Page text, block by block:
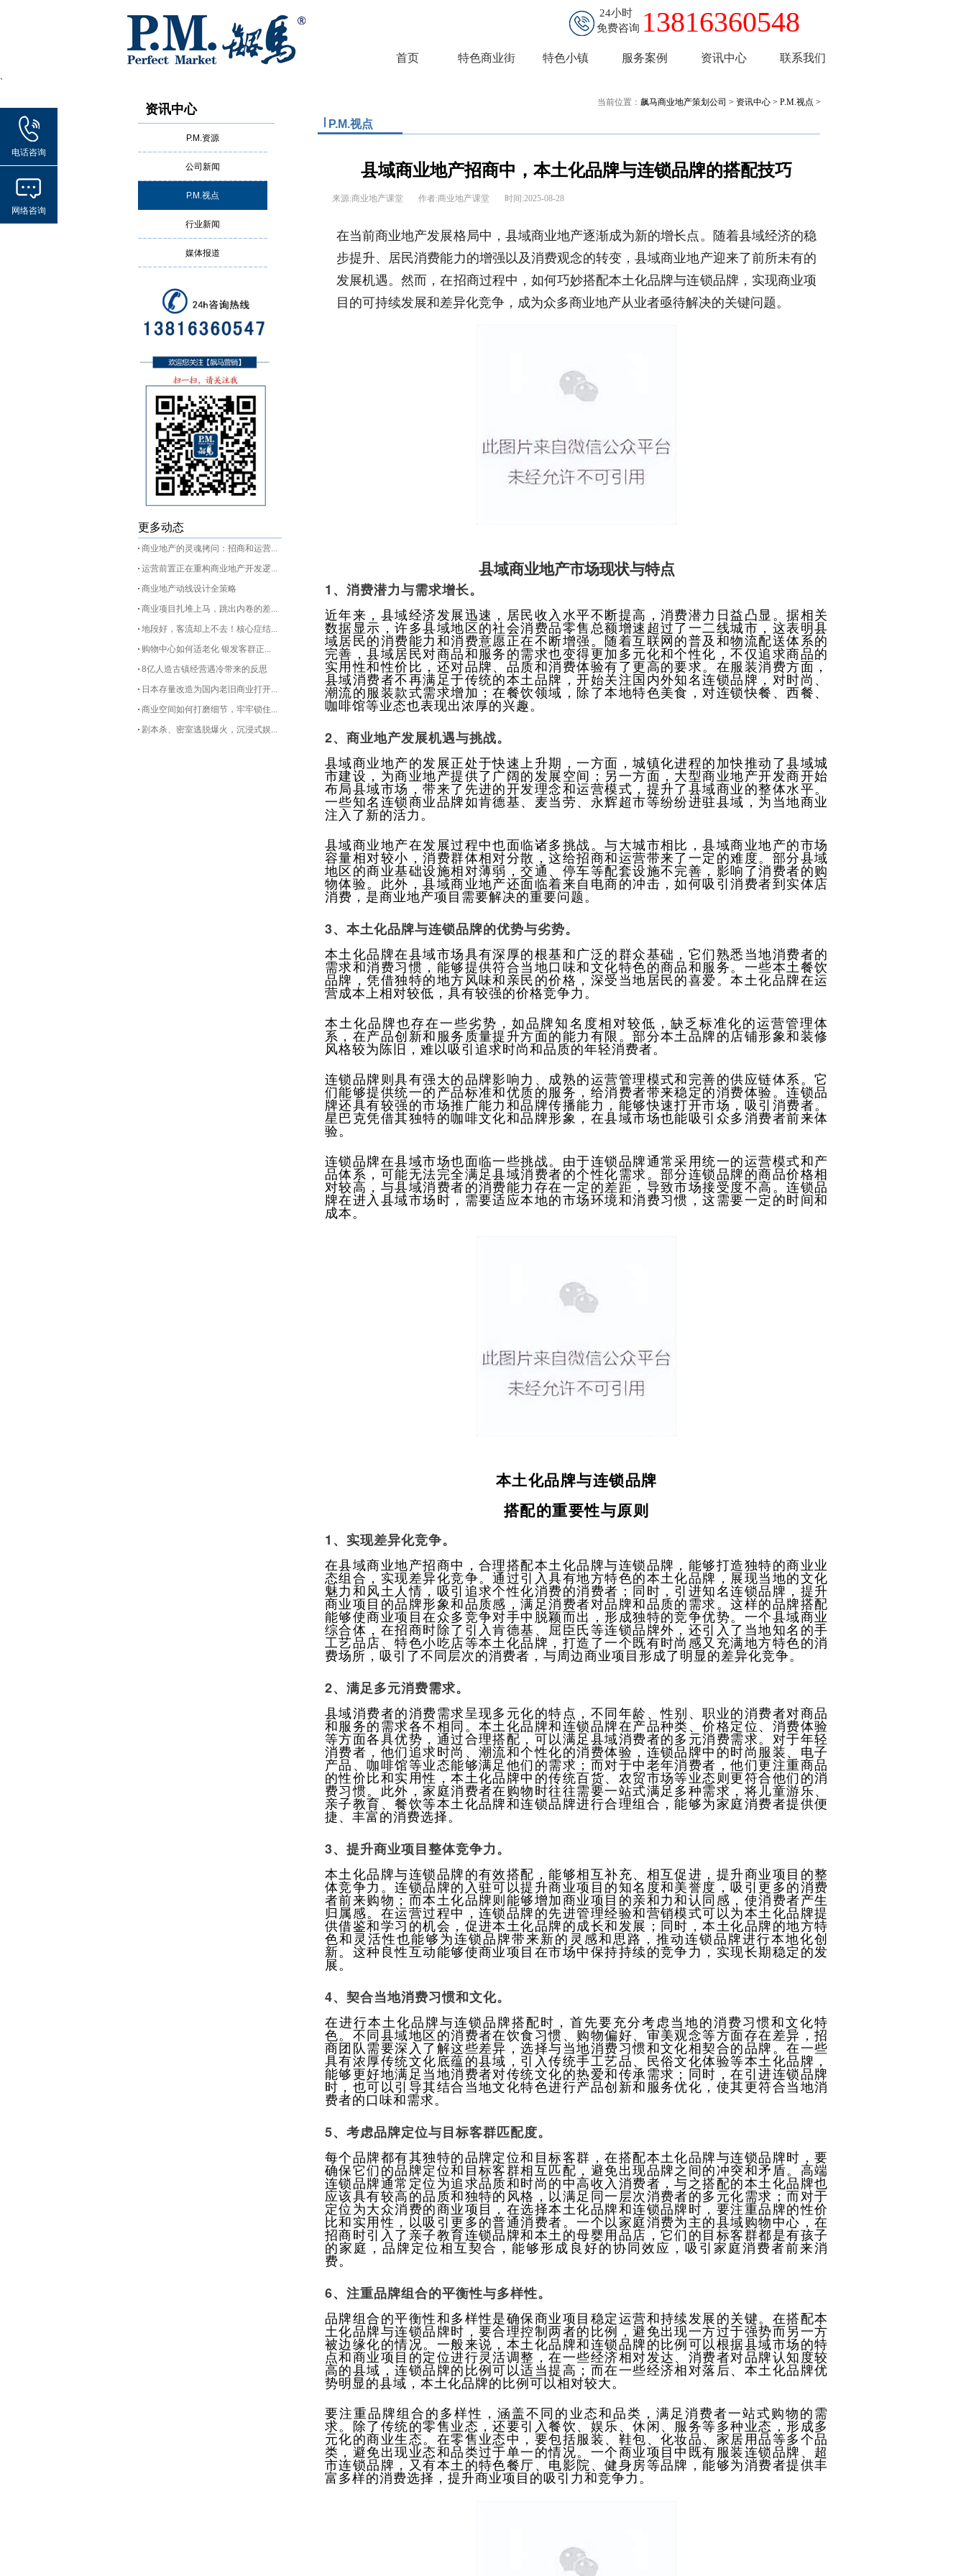
24小时
免费咨询 13816360548
首页 特色商业街 特色小镇 服务案例 资讯中心 联系我们
`
资讯中心
P.M.资源
公司新闻
P.M.视点
行业新闻
媒体报道
更多动态
商业地产的灵魂拷问：招商和运营...
运营前置正在重构商业地产开发逻...
商业地产动线设计全策略
商业项目扎堆上马，跳出内卷的差...
地段好，客流却上不去！核心症结...
购物中心如何适老化 银发客群正...
8亿人造古镇经营遇冷带来的反思
日本存量改造为国内老旧商业打开...
商业空间如何打磨细节，牢牢锁住...
剧本杀、密室逃脱爆火，沉浸式娱...
当前位置： 飙马商业地产策划公司 > 资讯中心 > P.M.视点 >
P.M.视点
县域商业地产招商中，本土化品牌与连锁品牌的搭配技巧
来源:商业地产课堂 作者:商业地产课堂 时间:2025-08-28
在当前商业地产发展格局中，县域商业地产逐渐成为新的增长点。随着县域经济的稳
步提升、居民消费能力的增强以及消费观念的转变，县域商业地产迎来了前所未有的
发展机遇。然而，在招商过程中，如何巧妙搭配本土化品牌与连锁品牌，实现商业项
目的可持续发展和差异化竞争，成为众多商业地产从业者亟待解决的关键问题。
县域商业地产市场现状与特点
1、消费潜力与需求增长。
近年来，县域经济发展迅速，居民收入水平不断提高，消费潜力日益凸显。据相关
数据显示，许多县域地区的社会消费品零售总额增速超过了一二线城市，这表明县
域居民的消费能力和消费意愿正在不断增强。随着互联网的普及和物流配送体系的
完善，县域居民对商品和服务的需求也变得更加多元化和个性化，不仅追求商品的
实用性和性价比，还对品牌、品质和消费体验有了更高的要求。在服装消费方面，
县域消费者不再满足于传统的本土品牌，开始关注国内外知名连锁品牌，对时尚、
潮流的服装款式需求增加；在餐饮领域，除了本地特色美食，对连锁快餐、西餐、
咖啡馆等业态也表现出浓厚的兴趣。
2、商业地产发展机遇与挑战。
县域商业地产的发展正处于快速上升期，一方面，城镇化进程的加快推动了县域城
市建设，为商业地产提供了广阔的发展空间；另一方面，大型商业地产开发商开始
布局县域市场，带来了先进的开发理念和运营模式，提升了县域商业的整体水平。
一些知名连锁商业品牌如肯德基、麦当劳、永辉超市等纷纷进驻县域，为当地商业
注入了新的活力。
县域商业地产在发展过程中也面临诸多挑战。与大城市相比，县域商业地产的市场
容量相对较小，消费群体相对分散，这给招商和运营带来了一定的难度。部分县域
地区的商业基础设施相对薄弱，交通、停车等配套设施不完善，影响了消费者的购
物体验。此外，县域商业地产还面临着来自电商的冲击，如何吸引消费者到实体店
消费，是商业地产项目需要解决的重要问题。
3、本土化品牌与连锁品牌的优势与劣势。
本土化品牌在县域市场具有深厚的根基和广泛的群众基础，它们熟悉当地消费者的
需求和消费习惯，能够提供符合当地口味和文化特色的商品和服务。一些本土餐饮
品牌，凭借独特的地方风味和亲民的价格，深受当地居民的喜爱。本土化品牌在运
营成本上相对较低，具有较强的价格竞争力。
本土化品牌也存在一些劣势，如品牌知名度相对较低，缺乏标准化的运营管理体
系，在产品创新和服务质量提升方面的能力有限。部分本土品牌的店铺形象和装修
风格较为陈旧，难以吸引追求时尚和品质的年轻消费者。
连锁品牌则具有强大的品牌影响力、成熟的运营管理模式和完善的供应链体系。它
们能够提供统一的产品标准和优质的服务，给消费者带来稳定的消费体验。连锁品
牌还具有较强的市场推广能力和品牌传播能力，能够快速打开市场，吸引消费者。
星巴克凭借其独特的咖啡文化和品牌形象，在县域市场也能吸引众多消费者前来体
验。
连锁品牌在县域市场也面临一些挑战。由于连锁品牌通常采用统一的运营模式和产
品体系，可能无法完全满足县域消费者的个性化需求。部分连锁品牌的商品价格相
对较高，与县域消费者的消费能力存在一定的差距，导致市场接受度不高。连锁品
牌在进入县域市场时，需要适应本地的市场环境和消费习惯，这需要一定的时间和
成本。
本土化品牌与连锁品牌
搭配的重要性与原则
1、实现差异化竞争。
在县域商业地产招商中，合理搭配本土化品牌与连锁品牌，能够打造独特的商业业
态组合，实现差异化竞争。通过引入具有地方特色的本土化品牌，展现当地的文化
魅力和风土人情，吸引追求个性化消费的消费者；同时，引进知名连锁品牌，提升
商业项目的品牌形象和品质感，满足消费者对品牌和品质的需求。这样的品牌搭配
能够使商业项目在众多竞争对手中脱颖而出，形成独特的竞争优势。一个县域商业
综合体，在招商时除了引入肯德基、屈臣氏等连锁品牌外，还引入了当地知名的手
工艺品店、特色小吃店等本土化品牌，打造了一个既有时尚感又充满地方特色的消
费场所，吸引了不同层次的消费者，与周边商业项目形成了明显的差异化竞争。
2、满足多元消费需求。
县域消费者的消费需求呈现多元化的特点，不同年龄、性别、职业的消费者对商品
和服务的需求各不相同。本土化品牌和连锁品牌在产品种类、价格定位、消费体验
等方面各具优势，通过合理搭配，可以满足县域消费者的多元消费需求。对于年轻
消费者，他们追求时尚、潮流和个性化的消费体验，连锁品牌中的时尚服装、电子
产品、咖啡馆等业态能够满足他们的需求；而对于中老年消费者，他们更注重商品
的性价比和实用性，本土化品牌中的传统百货、农贸市场等业态则更符合他们的消
费习惯。此外，家庭消费者在购物时往往需要一站式满足多种需求，将儿童游乐、
亲子教育、餐饮等本土化品牌和连锁品牌进行合理组合，能够为家庭消费者提供便
捷、丰富的消费选择。
3、提升商业项目整体竞争力。
本土化品牌与连锁品牌的有效搭配，能够相互补充、相互促进，提升商业项目的整
体竞争力。连锁品牌的入驻可以提升商业项目的知名度和美誉度，吸引更多的消费
者前来购物；而本土化品牌则能够增加商业项目的亲和力和认同感，使消费者产生
归属感。在运营过程中，连锁品牌的先进管理经验和营销模式可以为本土化品牌提
供借鉴和学习的机会，促进本土化品牌的成长和发展；同时，本土化品牌的地方特
色和灵活性也能够为连锁品牌带来新的灵感和思路，推动连锁品牌进行本地化创
新。这种良性互动能够使商业项目在市场中保持持续的竞争力，实现长期稳定的发
展。
4、契合当地消费习惯和文化。
在进行本土化品牌与连锁品牌搭配时，首先要充分考虑当地的消费习惯和文化特
色。不同县域地区的消费者在饮食习惯、购物偏好、审美观念等方面存在差异，招
商团队需要深入了解这些差异，选择与当地消费习惯和文化相契合的品牌。在一些
具有浓厚传统文化底蕴的县域，引入传统手工艺品、民俗文化体验等本土化品牌，
能够更好地满足当地消费者对传统文化的热爱和传承需求；同时，在引进连锁品牌
时，也可以引导其结合当地文化特色进行产品创新和服务优化，使其更符合当地消
费者的口味和需求。
5、考虑品牌定位与目标客群匹配度。
每个品牌都有其独特的品牌定位和目标客群，在搭配本土化品牌与连锁品牌时，要
确保它们的品牌定位和目标客群相互匹配，避免出现品牌之间的冲突和矛盾。高端
连锁品牌通常定位为追求品质和时尚的中高收入消费者，与之搭配的本土化品牌也
应该具有较高的品质和独特的风格，以满足同一层次消费者的多元化需求；而对于
定位为大众消费的商业项目，在选择本土化品牌和连锁品牌时，要注重品牌的性价
比和实用性，以吸引更多的普通消费者。一个以家庭消费为主的县域购物中心，在
招商时引入了亲子教育连锁品牌和本土的母婴用品店，它们的目标客群都是有孩子
的家庭，品牌定位相互契合，能够形成良好的协同效应，吸引家庭消费者前来消
费。
6、注重品牌组合的平衡性与多样性。
品牌组合的平衡性和多样性是确保商业项目稳定运营和持续发展的关键。在搭配本
土化品牌与连锁品牌时，要合理控制两者的比例，避免出现一方过于强势而另一方
被边缘化的情况。一般来说，本土化品牌和连锁品牌的比例可以根据县域市场的特
点和商业项目的定位进行灵活调整，在一些经济相对发达、消费者对品牌认知度较
高的县域，连锁品牌的比例可以适当提高；而在一些经济相对落后、本土化品牌优
势明显的县域，本土化品牌的比例可以相对较大。
要注重品牌组合的多样性，涵盖不同的业态和品类，满足消费者一站式购物的需
求。除了传统的零售业态，还要引入餐饮、娱乐、休闲、服务等多种业态，形成多
元化的商业生态。在零售业态中，要包括服装、鞋包、化妆品、家居用品等多个品
类，避免出现业态和品类过于单一的情况。一个商业项目中既有服装连锁品牌、超
市连锁品牌，又有本土的特色餐厅、电影院、健身房等品牌，能够为消费者提供丰
富多样的消费选择，提升商业项目的吸引力和竞争力。
电话咨询
网络咨询